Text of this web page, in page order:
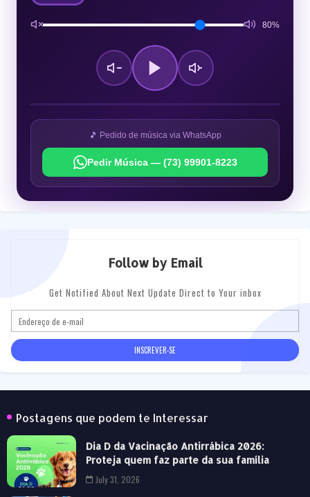
80%
🎵 Pedido de música via WhatsApp
Pedir Música — (73) 99901-8223
Follow by Email
Get Notified About Next Update Direct to Your inbox
Postagens que podem te Interessar
Dia D da Vacinação Antirrábica 2026:
Proteja quem faz parte da sua família
July 31, 2026